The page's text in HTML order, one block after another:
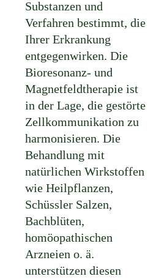
Substanzen und
Verfahren bestimmt, die
Ihrer Erkrankung
entgegenwirken. Die
Bioresonanz- und
Magnetfeldtherapie ist
in der Lage, die gestörte
Zellkommunikation zu
harmonisieren. Die
Behandlung mit
natürlichen Wirkstoffen
wie Heilpflanzen,
Schüssler Salzen,
Bachblüten,
homöopathischen
Arzneien o. ä.
unterstützen diesen